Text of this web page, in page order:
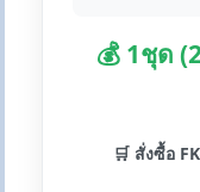
💰 1ชุด
🛒 สั่งซื้อ